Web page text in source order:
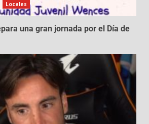
Locales
una gran jornada por el Día de